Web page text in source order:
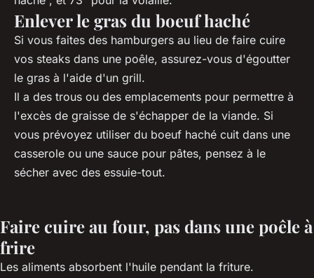
Enlever le gras du boeuf haché
Si vous faites des hamburgers au lieu de faire cuire
vos steaks dans une poêle, assurez-vous d'égoutter
le gras à l'aide d'un grill.
Il a des trous ou des emplacements pour permettre à
l'excès de graisse de s'échapper de la viande. Si
vous prévoyez utiliser du boeuf haché cuit dans une
casserole ou une sauce pour pâtes, pensez à le
sécher avec des essuie-tout.
Faire cuire au four, pas dans une poêle à
frire
Les aliments absorbent l'huile pendant la friture.